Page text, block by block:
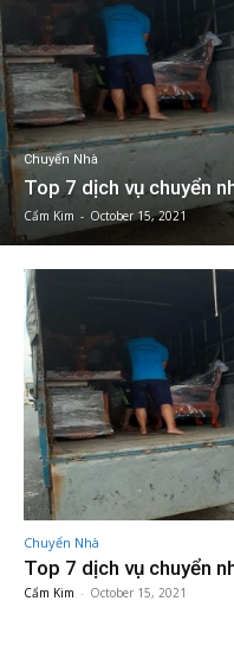
Chuyển Nhà
Top 7 dịch vụ chuyển
Cẩm Kim - October 15, 2021
Chuyển Nhà
Top 7 dịch vụ chuyển
Cẩm Kim - October 15, 2021